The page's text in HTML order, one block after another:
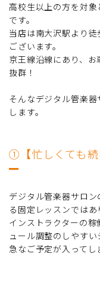
高校生以上の方を対
です。
当店は南大沢駅より
ございます。
京王線沿線にあり、
抜群！
そんなデジタル管楽
します。
➀【忙しくても
デジタル管楽器サロ
る固定レッスンではあ
インストラクターの
ュール調整のしやすい
急なご予定が入ってし